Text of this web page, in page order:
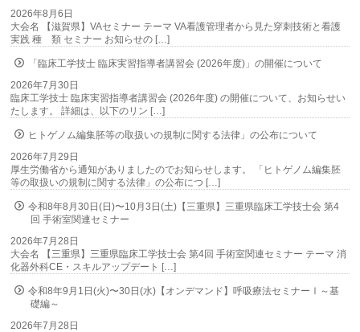
2026年8月6日
大会名 【滋賀県】VAセミナー テーマ VA看護管理者から見た穿刺技術と看護
実践 種 類 セミナー お知らせの […]
「臨床工学技士 臨床実習指導者講習会 (2026年度)」の開催について
2026年7月30日
臨床工学技士 臨床実習指導者講習会 (2026年度) の開催について、お知らせい
たします。 詳細は、以下のリン […]
ヒトゲノム編集胚等の取扱いの規制に関する法律」の公布について
2026年7月29日
厚生労働省から通知がありましたのでお知らせします。 「ヒトゲノム編集胚
等の取扱いの規制に関する法律」の公布につ […]
令和8年8月30日(日)〜10月3日(土)【三重県】三重県臨床工学技士会 第4
回 手術室関連セミナー
2026年7月28日
大会名 【三重県】三重県臨床工学技士会 第4回 手術室関連セミナー テーマ 消
化器外科CE・スキルアップデート […]
令和8年9月1日(火)〜30日(水)【オンデマンド】呼吸療法セミナーⅠ～基
礎編～
2026年7月28日